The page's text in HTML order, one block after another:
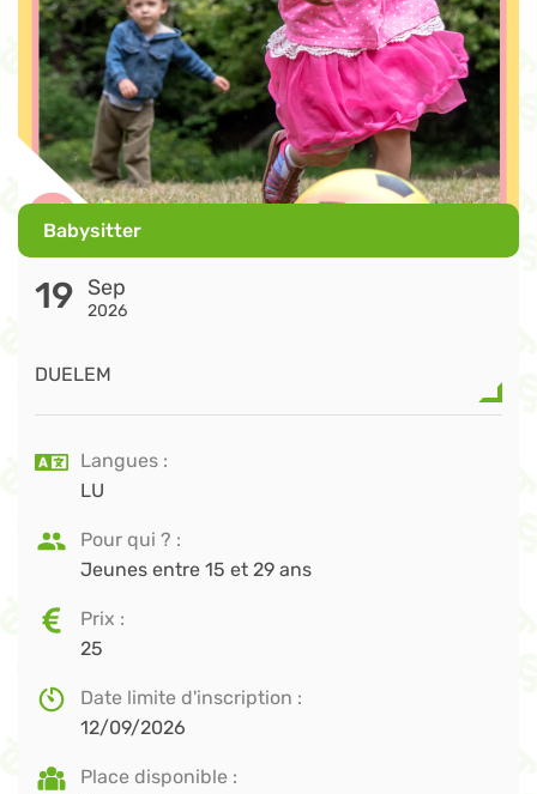
Babysitter
19 Sep
2026
DUELEM
Langues
LU
Pour qui ?
Jeunes entre 15 et 29 ans
Prix
25
Date limite d'inscription
12/09/2026
Place disponible